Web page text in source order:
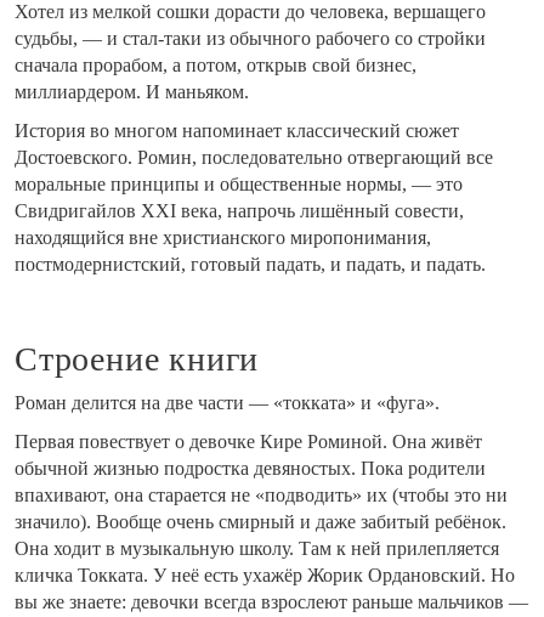
Хотел из мелкой сошки дорасти до человека, вершащего
судьбы, — и стал-таки из обычного рабочего со стройки
сначала прорабом, а потом, открыв свой бизнес,
миллиардером. И маньяком.
История во многом напоминает классический сюжет
Достоевского. Ромин, последовательно отвергающий все
моральные принципы и общественные нормы, — это
Свидригайлов XXI века, напрочь лишённый совести,
находящийся вне христианского миропонимания,
постмодернистский, готовый падать, и падать, и падать.
Строение книги
Роман делится на две части — «токката» и «фуга».
Первая повествует о девочке Кире Роминой. Она живёт
обычной жизнью подростка девяностых. Пока родители
впахивают, она старается не «подводить» их (чтобы это ни
значило). Вообще очень смирный и даже забитый ребёнок.
Она ходит в музыкальную школу. Там к ней прилепляется
кличка Токката. У неё есть ухажёр Жорик Ордановский. Но
вы же знаете: девочки всегда взрослеют раньше мальчиков —